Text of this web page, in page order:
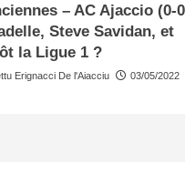
– AC Ajaccio (0-
Steve Savidan, et
la Ligue 1 ?
Erignacci De l'Aiacciu
03/05/2022